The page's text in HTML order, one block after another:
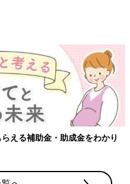
感染症対策、知っておいて！